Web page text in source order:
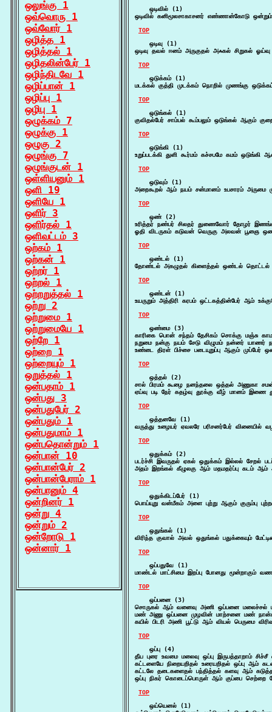
ஒலுங்கு 1
ஒவ்வொரு 1
ஒவ்வோர் 1
ஒழித்த 1
ஒழித்தல் 1
ஒழிதலின்பேர் 1
ஒழிந்திடவே 1
ஒழிப்பான் 1
ஒழிப்பு 1
ஒழிபு 1
ஒழுக்கம் 7
ஒழுக்கு 1
ஒழுகு 2
ஒழுங்கு 7
ஒழுங்குடன் 1
ஒள்ளியனும் 1
ஒளி 19
ஒளியே 1
ஒளிர் 3
ஒளிர்தல் 1
ஒளிவட்டம் 3
ஒற்கம் 1
ஒற்கன் 1
ஒற்றர் 1
ஒற்றல் 1
ஒற்றறுத்தல் 1
ஒற்று 2
ஒற்றுமை 1
ஒற்றுமையே 1
ஒற்றே 1
ஒற்றை 1
ஒற்றையும் 1
ஒறுத்தல் 1
ஒன்பதாம் 1
ஒன்பது 3
ஒன்பதுபேர் 2
ஒன்பதும் 1
ஒன்பதுமாம் 1
ஒன்பதொன்றும் 1
ஒன்பான் 10
ஒன்பான்பேர் 2
ஒன்பான்பேராம் 1
ஒன்பானும் 4
ஒன்றினர் 1
ஒன்று 4
ஒன்றும் 2
ஒன்றோடு 1
ஒன்னார் 1
    ஒடிவில் (1)
ஒடிவில் கனிமூலசாகாசனர் எண்ணான்கோடு
TOP
    ஒடிவு (1)
ஒடிவு தவல் ஈனம் அருகுதல் அஃகல் சிறுகல்
TOP
    ஒடுக்கம் (1)
மடக்கல் குத்தி முடக்கம் நொறில் முணங்கு
TOP
    ஒடுங்கல் (1)
குவிதல்பேர் சாம்பல் கூம்பலும் ஒடுங்கல் ஆகும்
TOP
    ஒடுங்கி (1)
உறுப்படக்கி துளி கூர்மம் கச்சபமே கமம்
TOP
    ஒடுவும் (1)
அறைகூறல் ஆம் நயம் சன்மானம் உபசாரம் அருமை
TOP
    ஒண் (2)
உரித்தர் நண்பர் சிலதர் துணைவோர் தோழர்
ஓதி விடருகம் கடுவன் வெருகு அலவன் பூஞை
TOP
    ஒண்டல் (1)
தோண்டல் அகழுதல் கிளைத்தல் ஒண்டல் தொட்டல்
TOP
    ஒண்டன் (1)
உயருறும் அத்திரி கரபம் ஒட்டகத்தின்பேர் ஆம்
TOP
    ஒண்மை (3)
காரிகை பொன் சந்தம் தேசிகம் சொக்கு மஞ்சு
நறுமை நன்கு நயம் சேடு விழுமம் நன்னர்
உண்டை திரள் பிச்சை படையுறுப்பு ஆகும்
TOP
    ஒத்தல் (2)
சால் பிரமம் கூழை நனந்தலை ஒத்தல் அணுகா
ஏய்வு படி நேர் கதழ்வு தூக்கு வீழ் மானம்
TOP
    ஒத்தனவே (1)
வருத்து உழையர் ஏவலரே பரிசனர்பேர்
TOP
    ஒதுக்கம் (2)
படர்ச்சி இவருதல் ஏகல் ஒதுக்கம் இல்லல்
அதம் இறங்கல் கீழுலகு ஆம் மதமதர்ப்பு கடம்
TOP
    ஒதுக்கிடப்பேர் (1)
பொய்யுறு வன்மீகம் அளை புற்று ஆகும் குரும்பு
TOP
    ஒதுங்கல் (1)
விரிந்த குவால் அவல் ஒதுங்கல் பதுக்கையும்
TOP
    ஒப்பதுவே (1)
மாண்டல் மாட்சிமை இறப்பு போனது
TOP
    ஒப்பனை (3)
சொருகல் ஆம் வனைவு அணி ஒப்பனை மலைச்சல்
மண் அணு ஒப்பனை முழவின் மாற்சனை மண்
கயில் பிடரி அணி பூட்டு ஆம் வியல் பெருமை
TOP
    ஒப்பு (4)
தீய புரை உவமை மலைவு ஒப்பு இருபத்தாறாம்
கட்டளையே நிறையறிதல் உரையறிதல் ஒப்பு ஆம்
கட்டலே தடைகளைதல் பந்தித்தல் களவு ஆம்
ஒப்பு நிகர் கொடைப்பொருள் ஆம் குப்பை செற்றை
TOP
    ஒய்யெனல் (1)